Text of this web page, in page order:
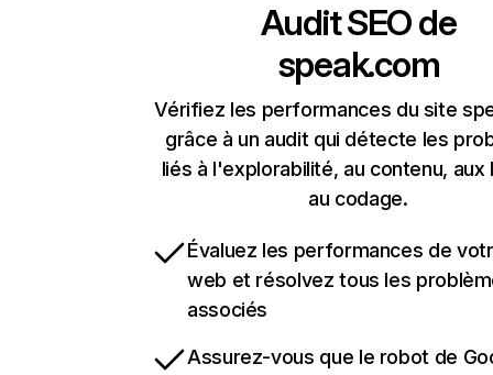
Audit SEO de
speak.com
Vérifiez les performances du site
grâce à un audit qui détecte les
liés à l'explorabilité, au contenu, aux
au codage.
Évaluez les performances de
web et résolvez tous les
associés
Assurez-vous que le robot de